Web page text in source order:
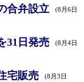
合弁設立 (8月6日
31日発売 (8月4日
宅販売 (8月3日